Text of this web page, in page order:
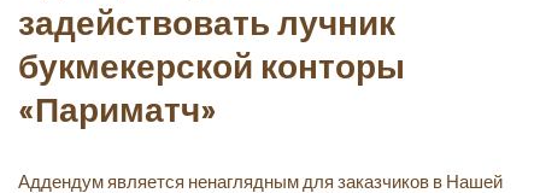
задействовать лучник
букмекерской конторы
«Париматч»
Аддендум является ненаглядным для заказчиков в Нашей